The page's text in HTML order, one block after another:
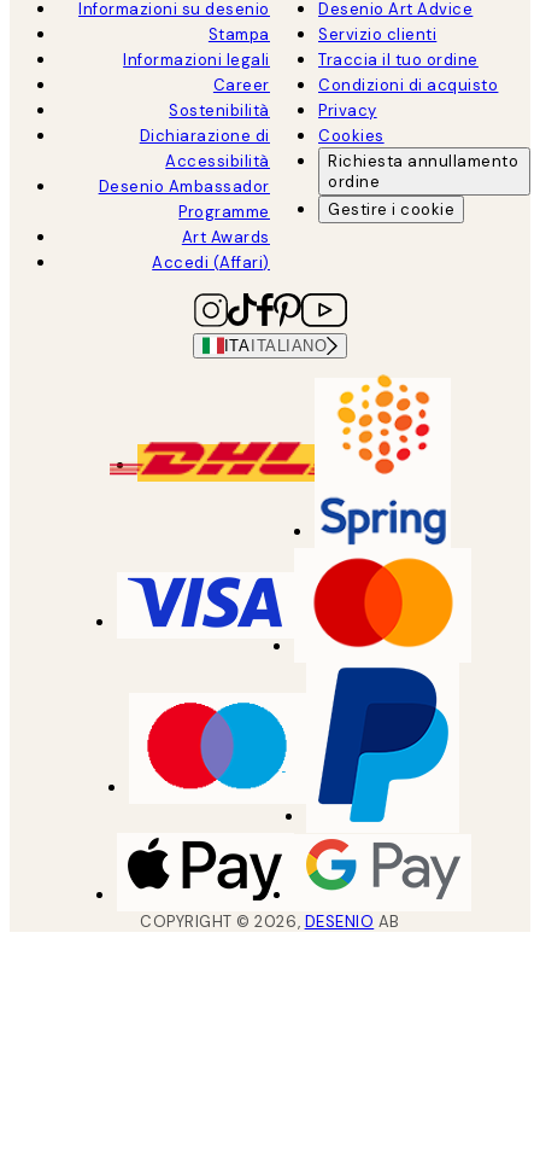
Informazioni su desenio
Stampa
Informazioni legali
Career
Sostenibilità
Dichiarazione di
Accessibilità
Desenio Ambassador
Programme
Art Awards
Accedi (Affari)
Desenio Art Advice
Servizio clienti
Traccia il tuo ordine
Condizioni di acquisto
Privacy
Cookies
Richiesta annullamento
ordine
Gestire i cookie
ITA ITALIANO
COPYRIGHT ©2026, DESENIO AB